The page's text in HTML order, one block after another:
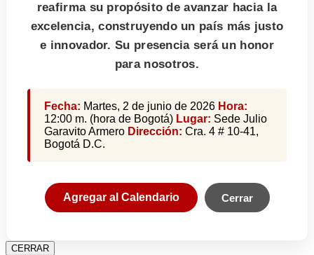
reafirma su propósito de avanzar hacia la
excelencia, construyendo un país más justo
e innovador. Su presencia será un honor
para nosotros.
Fecha: Martes, 2 de junio de 2026 Hora:
12:00 m. (hora de Bogotá) Lugar: Sede Julio
Garavito Armero Dirección: Cra. 4 # 10-41,
Bogotá D.C.
Agregar al Calendario Cerrar
CERRAR